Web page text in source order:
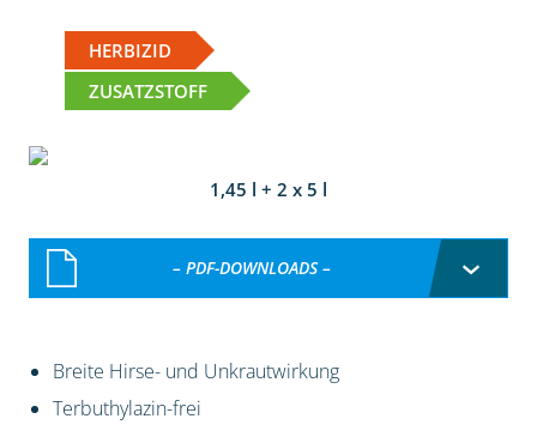
HERBIZID
ZUSATZSTOFF
1,45 l + 2 x 5 l
– PDF-DOWNLOADS –
Breite Hirse- und Unkrautwirkung
Terbuthylazin-frei